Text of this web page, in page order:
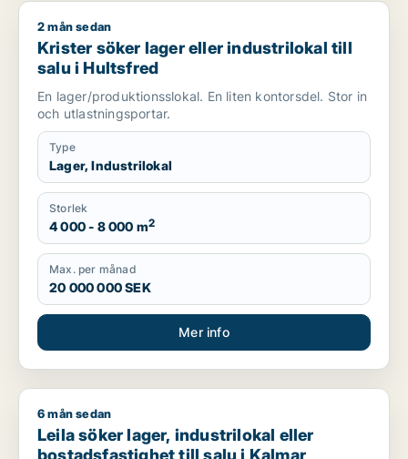
Krister söker lager eller industrilokal till salu i Hultsfred
2 mån sedan
Krister söker lager eller industrilokal till
salu i Hultsfred
En lager/produktionsslokal. En liten kontorsdel. Stor in
och utlastningsportar.
Type
Lager, Industrilokal
Storlek
4 000 - 8 000 m2
Max. per månad
20 000 000 SEK
Mer info
Leila söker lager, industrilokal eller bostadsfastighet till salu
6 mån sedan
Leila söker lager, industrilokal eller
bostadsfastighet till salu i Kalmar